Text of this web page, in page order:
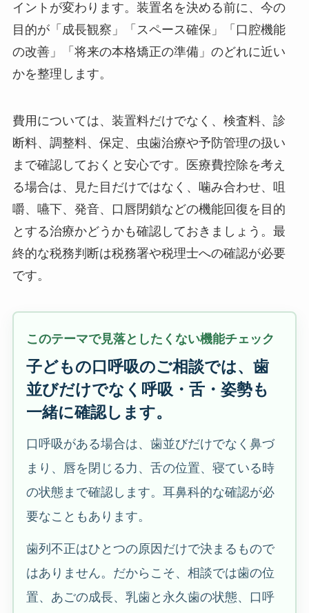
イントが変わります。装置名を決める前に、今の
目的が「成長観察」「スペース確保」「口腔機能
の改善」「将来の本格矯正の準備」のどれに近い
かを整理します。
費用については、装置料だけでなく、検査料、診
断料、調整料、保定、虫歯治療や予防管理の扱い
まで確認しておくと安心です。医療費控除を考え
る場合は、見た目だけではなく、噛み合わせ、咀
嚼、嚥下、発音、口唇閉鎖などの機能回復を目的
とする治療かどうかも確認しておきましょう。最
終的な税務判断は税務署や税理士への確認が必要
です。
このテーマで見落としたくない機能チェック
子どもの口呼吸のご相談では、歯
並びだけでなく呼吸・舌・姿勢も
一緒に確認します。
口呼吸がある場合は、歯並びだけでなく鼻づ
まり、唇を閉じる力、舌の位置、寝ている時
の状態まで確認します。耳鼻科的な確認が必
要なこともあります。
歯列不正はひとつの原因だけで決まるもので
はありません。だからこそ、相談では歯の位
置、あごの成長、乳歯と永久歯の状態、口呼